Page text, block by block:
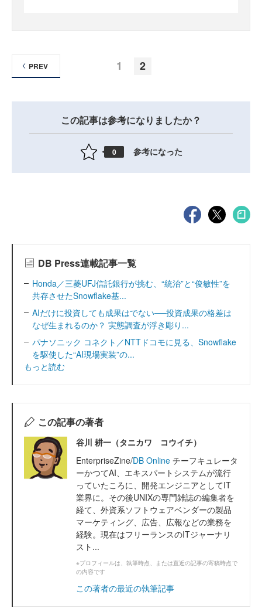
1 2
PREV
この記事は参考になりましたか？
0 参考になった
DB Press連載記事一覧
Honda／三菱UFJ信託銀行が挑む、“統治”と“俊敏性”を
共存させたSnowflake基...
AIだけに投資しても成果はでない──投資成果の格差は
なぜ生まれるのか？ 実態調査が浮き彫り...
パナソニック コネクト／NTTドコモに見る、Snowflake
を駆使した“AI現場実装”の...
もっと読む
この記事の著者
谷川 耕一（タニカワ コウイチ）
EnterpriseZine/DB Online チーフキュレータ
ーかつてAI、エキスパートシステムが流行
っていたころに、開発エンジニアとしてIT
業界に。その後UNIXの専門雑誌の編集者を
経て、外資系ソフトウェアベンダーの製品
マーケティング、広告、広報などの業務を
経験。現在はフリーランスのITジャーナリ
スト...
※プロフィールは、執筆時点、または直近の記事の寄稿時点で
の内容です
この著者の最近の執筆記事